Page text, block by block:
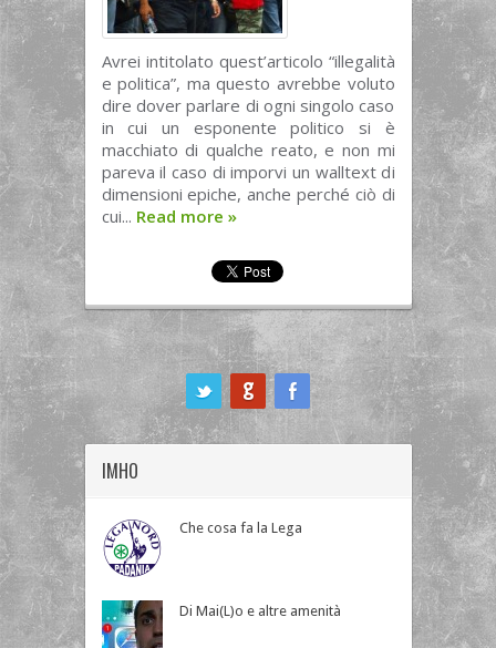
Avrei intitolato quest’articolo “illegalità
e politica”, ma questo avrebbe voluto
dire dover parlare di ogni singolo caso
in cui un esponente politico si è
macchiato di qualche reato, e non mi
pareva il caso di imporvi un walltext di
dimensioni epiche, anche perché ciò di
cui... Read more »
IMHO
Che cosa fa la Lega
Di Mai(L)o e altre amenità